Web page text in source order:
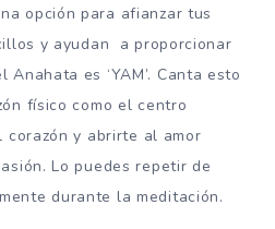
opción para afianzar tus
y ayudan a proporcionar
es ‘YAM’. Canta esto
físico como el centro
y abrirte al amor
Lo puedes repetir de
durante la meditación.